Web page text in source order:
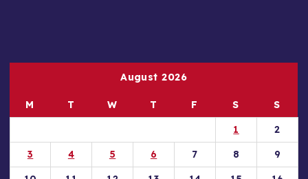
August 2026
M T W T F S
S
1
2
3
4 5 6 7 8
9